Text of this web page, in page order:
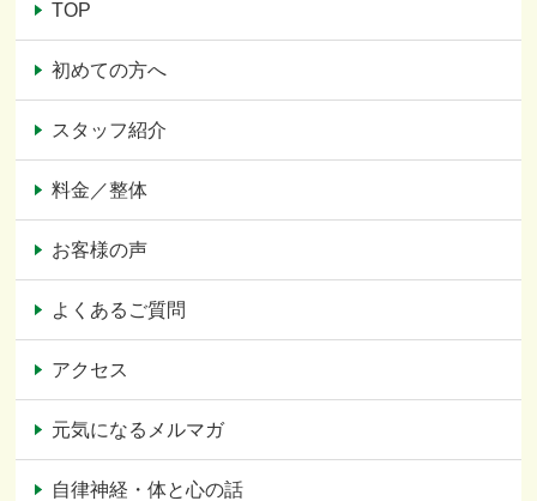
TOP
初めての方へ
スタッフ紹介
料金／整体
お客様の声
よくあるご質問
アクセス
元気になるメルマガ
自律神経・体と心の話